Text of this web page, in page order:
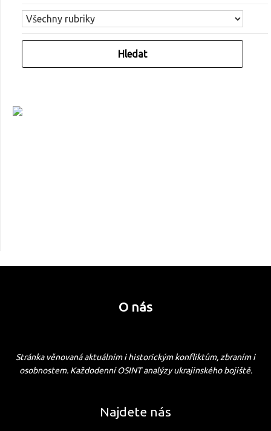
O nás
Stránka věnovaná aktuálním i historickým konfliktům, zbraním i
osobnostem. Každodenní OSINT analýzy ukrajinského bojiště.
Najdete nás